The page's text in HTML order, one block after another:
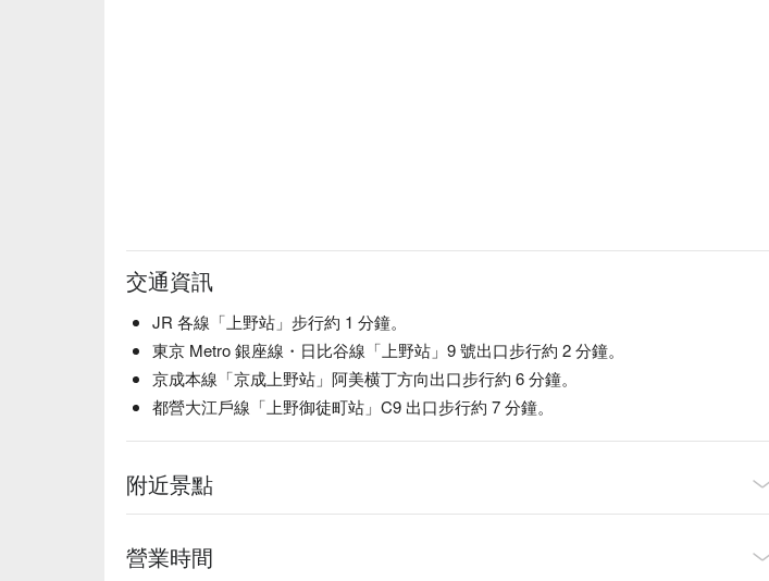
交通資訊
JR 各線「上野站」步行約 1 分鐘。
東京 Metro 銀座線・日比谷線「上野站」9 號出口步行約 2 分鐘。
京成本線「京成上野站」阿美横丁方向出口步行約 6 分鐘。
都營大江戶線「上野御徒町站」C9 出口步行約 7 分鐘。
附近景點
營業時間